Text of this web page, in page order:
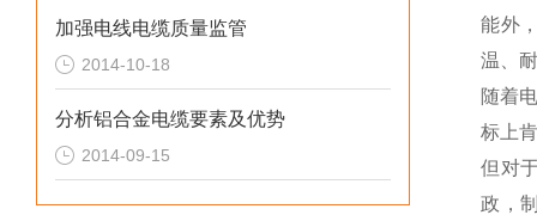
加强电线电缆质量监管
2014-10-18
分析铝合金电缆要素及优势
2014-09-15
能外
温、
随着
标上
但对
政，